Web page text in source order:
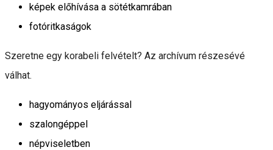
képek előhívása a sötétkamrában
fotóritkaságok
Szeretne egy korabeli felvételt? Az archívum részesévé
válhat.
hagyományos eljárással
szalongéppel
népviseletben